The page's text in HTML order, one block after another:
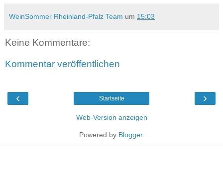
WeinSommer Rheinland-Pfalz Team um 15:03
Keine Kommentare:
Kommentar veröffentlichen
‹ ›
Startseite
Web-Version anzeigen
Powered by Blogger.